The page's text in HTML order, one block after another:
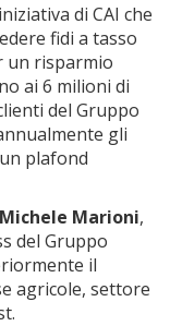
di CAI che
fidi a tasso
un risparmio
ai 6 milioni di
del Gruppo
gli
plafond
Michele Marioni,
del Gruppo
il
agricole, settore